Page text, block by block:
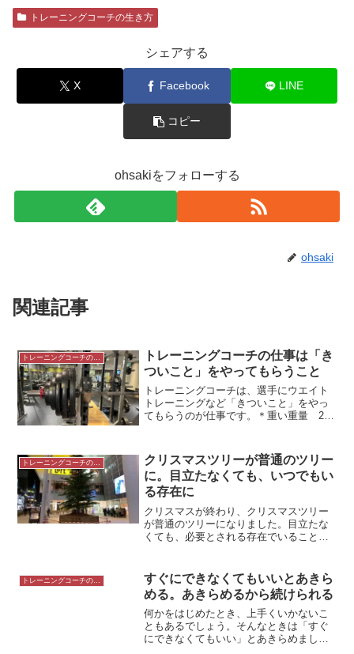
トレーニングコーチの生き方
シェアする
X Facebook LINE
コピー
ohsakiをフォローする
ohsaki
関連記事
トレーニングコーチの生き方
トレーニングコーチの仕事は「き
ついこと」をやってもらうこと
トレーニングコーチは、選手にウエイト
トレーニングなど「きついこと」をやっ
てもらうのが仕事です。＊重い重量 24
レーニングコーチの仕事は治療家やトレ
ーナーと違います。（な...
クリスマスツリーが普通のツリー
に。目立たなくても、いつでもい
る存在に
クリスマスが終わり、クリスマスツリー
が普通のツリーになりました。目立たな
くても、必要とされる存在でいることも
月はクリスマスシーズンです。12月にな
ると、色とりどりに飾...
すぐにできなくてもいいとあきら
める。あきらめるから続けられる
何かをはじめたとき、上手くいかないこ
ともあるでしょう。そんなときは「すぐ
にできなくてもいい」とあきらめましょ